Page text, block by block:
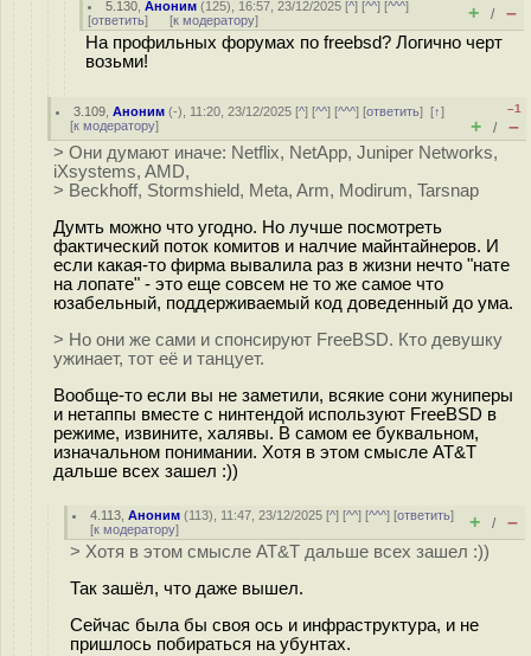
5.130 ,Аноним (125), 16:57, 23/12/2025 [^] [^^] [^^^]
[ответить] [к модератору] + / –
На профильных форумах по freebsd? Логично черт
возьми!
3.109 ,Аноним (-), 11:20, 23/12/2025 [^] [^^] [^^^] [ответить][↑]
[к модератору]
–1
+ / –
> Они думают иначе: Netflix, NetApp, Juniper Networks,
iXsystems, AMD,
> Beckhoff, Stormshield, Meta, Arm, Modirum, Tarsnap
Думть можно что угодно. Но лучше посмотреть
фактический поток комитов и налчие майнтайнеров. И
если какая-то фирма вывалила раз в жизни нечто "нате
на лопате" - это еще совсем не то же самое что
юзабельный, поддерживаемый код доведенный до ума.
> Но они же сами и спонсируют FreeBSD. Кто девушку
ужинает, тот её и танцует.
Вообще-то если вы не заметили, всякие сони жуниперы
и нетаппы вместе с нинтендой используют FreeBSD в
режиме, извините, халявы. В самом ее буквальном,
изначальном понимании. Хотя в этом смысле AT&T
дальше всех зашел :))
4.113 ,Аноним (113), 11:47, 23/12/2025 [^] [^^] [^^^] [ответить]
[к модератору] + / –
> Хотя в этом смысле AT&T дальше всех зашел :))
Так зашёл, что даже вышел.
Сейчас была бы своя ось и инфраструктура, и не
пришлось побираться на убунтах.